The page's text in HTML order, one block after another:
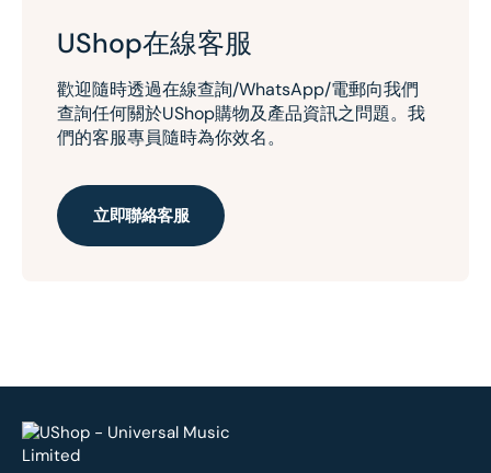
UShop在線客服
歡迎隨時透過在線查詢/WhatsApp/電郵向我們
查詢任何關於UShop購物及產品資訊之問題。我
們的客服專員隨時為你效名。
立即聯絡客服